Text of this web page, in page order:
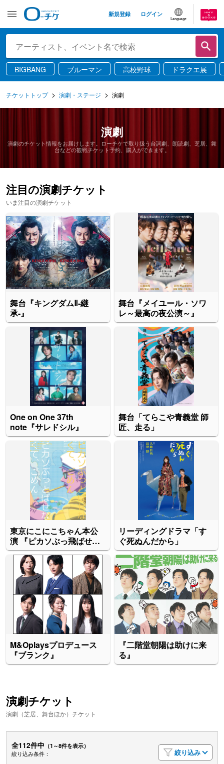
新規登録 ログイン
Language
BIGBANG ブルーマン 高校野球 ドラクエ展
チケットトップ 演劇・ステージ 演劇
演劇
演劇のチケット情報をお届けします。ローチケで取り扱う台詞劇、朗読劇、芝居、舞
台などの観戦チケット予約、購入ができます。
注目の演劇チケット
いま注目の演劇チケット
舞台『キングダムⅡ-継
承-』
舞台『メイユール・ソワ
レ～最高の夜公演～』
One on One 37th
note『サレドシル』
舞台「てらこや青義堂 師
匠、走る」
東京にこにこちゃん本公
演 『ピカソぶっ飛ばせな
くて、ごめん』
リーディングドラマ「す
ぐ死ぬんだから」
M&Oplaysプロデュース
『ブランク』
『二階堂朝陽は助けに来
る』
演劇チケット
演劇（芝居、舞台ほか）チケット
全112件中 （1～8件を表示）
絞り込み条件：
絞り込み